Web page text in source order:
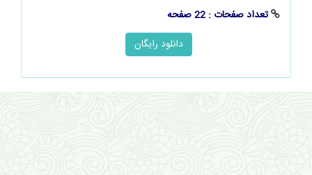
تعداد صفحات : 22 صفحه